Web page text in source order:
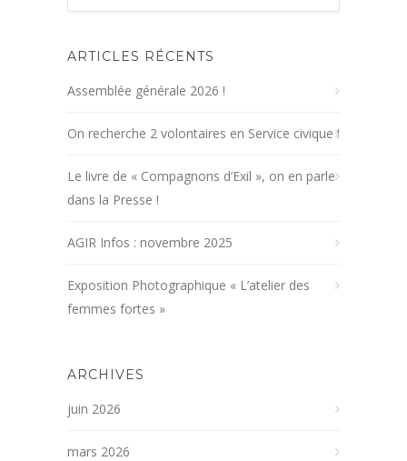
ARTICLES RÉCENTS
Assemblée générale 2026 !
On recherche 2 volontaires en Service civique !
Le livre de « Compagnons d’Exil », on en parle
dans la Presse !
AGIR Infos : novembre 2025
Exposition Photographique « L’atelier des
femmes fortes »
ARCHIVES
juin 2026
mars 2026